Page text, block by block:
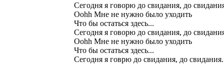
Сегодня я говорю до свидания, до
Oohh Мне не нужно было уходить
Что бы остаться здесь...
Сегодня я говорю до свидания, до
Oohh Мне не нужно было уходить
Что бы остаться здесь...
Сегодня я говрю до свидания, до свидания.